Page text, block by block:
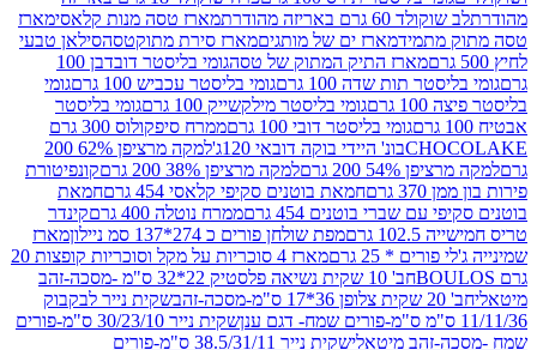
60 גרם באריזה מהודרת
מארז טסה מנות קלאסי מארז
מארז ים של מותגיםמארז סירת מתוקטסהסילאן טבעי
מארז התיק המתוק של טסה
גומי בליסטר דובדבן 100
תות שדה 100 גרם
גומי בליסטר עכביש 100 גרם
גומי
גרם
גומי בליסטר מילקשייק 100 גרם
גומי בליסטר
גומי בליסטר דובי 100 גרם
ממרח סיפקולוס 300 גרם
בונ' היידי בוקה דובאי 120ג'
למקה מרציפן 62% 200
200 גרם
למקה מרציפן 38% 200 גרם
קונפיטורת
גרם
חמאת בוטנים סקיפי קלאסי 454 גרם
חמאת
עם שברי בוטנים 454 גרם
ממרח נוטלה 400 גרם
קינדר
גרם
מפת שולחן פורים כ 274*137 סמ ניילון
מארז
* 25 גרם
מארז 4 סוכריות על מקל וסוכריות קופצות 20
חב' 10 שקית נשיאה פלסטיק 22*32 ס"מ -מסכה-זהב
שקית נייר לבקבוק
שקית נייר 30/23/10 ס"מ-פורים
זהב מיטאלי
שקית נייר 38.5/31/11 ס"מ-פורים